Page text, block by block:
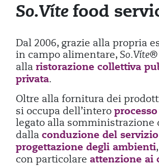
So.Víte food
Dal 2006, grazie alla propria
in campo alimentare, So.Víte®
alla ristorazione collettiva
privata.
Oltre alla fornitura dei
si occupa dell’intero
legato alla somministrazione
dalla conduzione del servizio
progettazione degli ambienti
con particolare attenzione ai